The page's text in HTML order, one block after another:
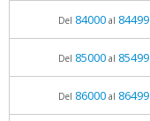
Del 84000al 84499
Del 85000al 85499
Del 86000al 86499